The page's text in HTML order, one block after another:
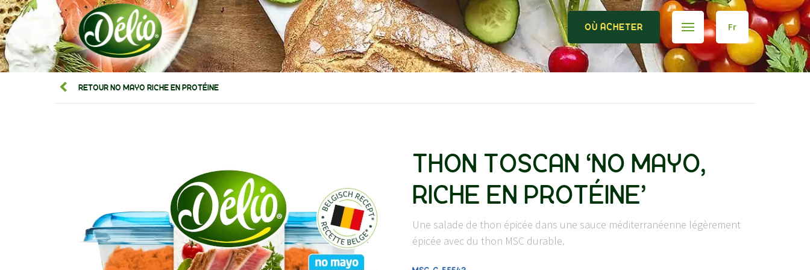
OÙ ACHETER Fr
RETOUR NO MAYO RICHE EN PROTÉINE
THON TOSCAN ‘NO MAYO,
RICHE EN PROTÉINE’
Une salade de thon épicée dans une sauce méditerranéenne légèrement
épicée avec du thon MSC durable.